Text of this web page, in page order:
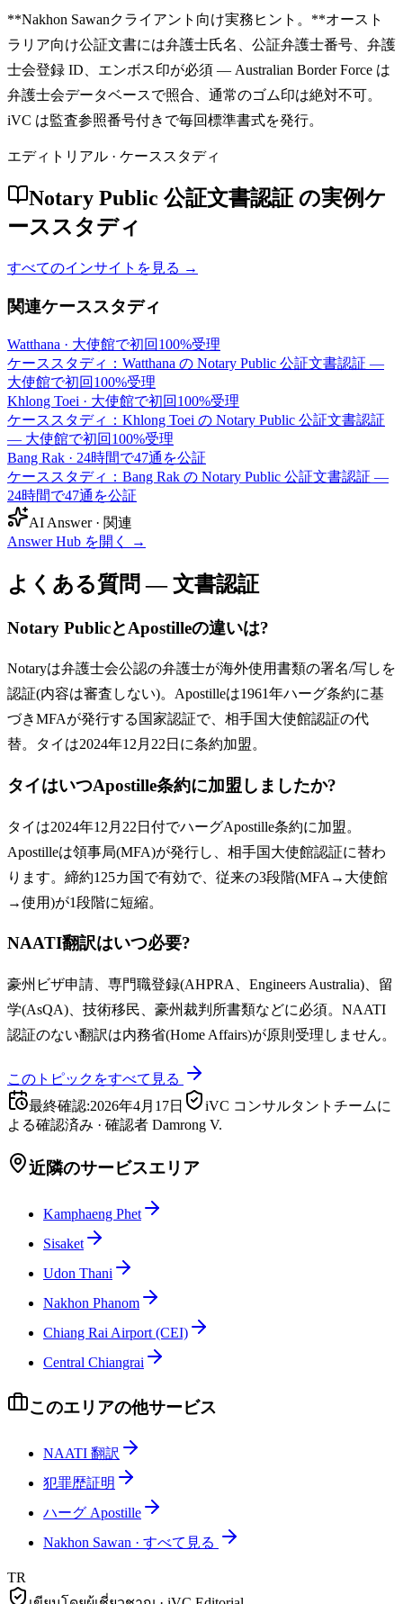
**Nakhon Sawanクライアント向け実務ヒント。**オースト
ラリア向け公証文書には弁護士氏名、公証弁護士番号、弁護
士会登録 ID、エンボス印が必須 — Australian Border Force は
弁護士会データベースで照合、通常のゴム印は絶対不可。
iVC は監査参照番号付きで毎回標準書式を発行。
エディトリアル · ケーススタディ
Notary Public 公証文書認証 の実例ケ
ーススタディ
すべてのインサイトを見る →
関連ケーススタディ
Watthana · 大使館で初回100%受理
ケーススタディ：Watthana の Notary Public 公証文書認証 —
大使館で初回100%受理
Khlong Toei · 大使館で初回100%受理
ケーススタディ：Khlong Toei の Notary Public 公証文書認証
— 大使館で初回100%受理
Bang Rak · 24時間で47通を公証
ケーススタディ：Bang Rak の Notary Public 公証文書認証 —
24時間で47通を公証
AI Answer · 関連
Answer Hub を開く
→
よくある質問 — 文書認証
Notary PublicとApostilleの違いは?
Notaryは弁護士会公認の弁護士が海外使用書類の署名/写しを
認証(内容は審査しない)。Apostilleは1961年ハーグ条約に基
づきMFAが発行する国家認証で、相手国大使館認証の代
替。タイは2024年12月22日に条約加盟。
タイはいつApostille条約に加盟しましたか?
タイは2024年12月22日付でハーグApostille条約に加盟。
Apostilleは領事局(MFA)が発行し、相手国大使館認証に替わ
ります。締約125カ国で有効で、従来の3段階(MFA→大使館
→使用)が1段階に短縮。
NAATI翻訳はいつ必要?
豪州ビザ申請、専門職登録(AHPRA、Engineers Australia)、留
学(AsQA)、技術移民、豪州裁判所書類などに必須。NAATI
認証のない翻訳は内務省(Home Affairs)が原則受理しません。
このトピックをすべて見る
最終確認:2026年4月17日
iVC コンサルタントチームに
よる確認済み · 確認者 Damrong V.
近隣のサービスエリア
Kamphaeng Phet
Sisaket
Udon Thani
Nakhon Phanom
Chiang Rai Airport (CEI)
Central Chiangrai
このエリアの他サービス
NAATI 翻訳
犯罪歴証明
ハーグ Apostille
Nakhon Sawan · すべて見る
TR